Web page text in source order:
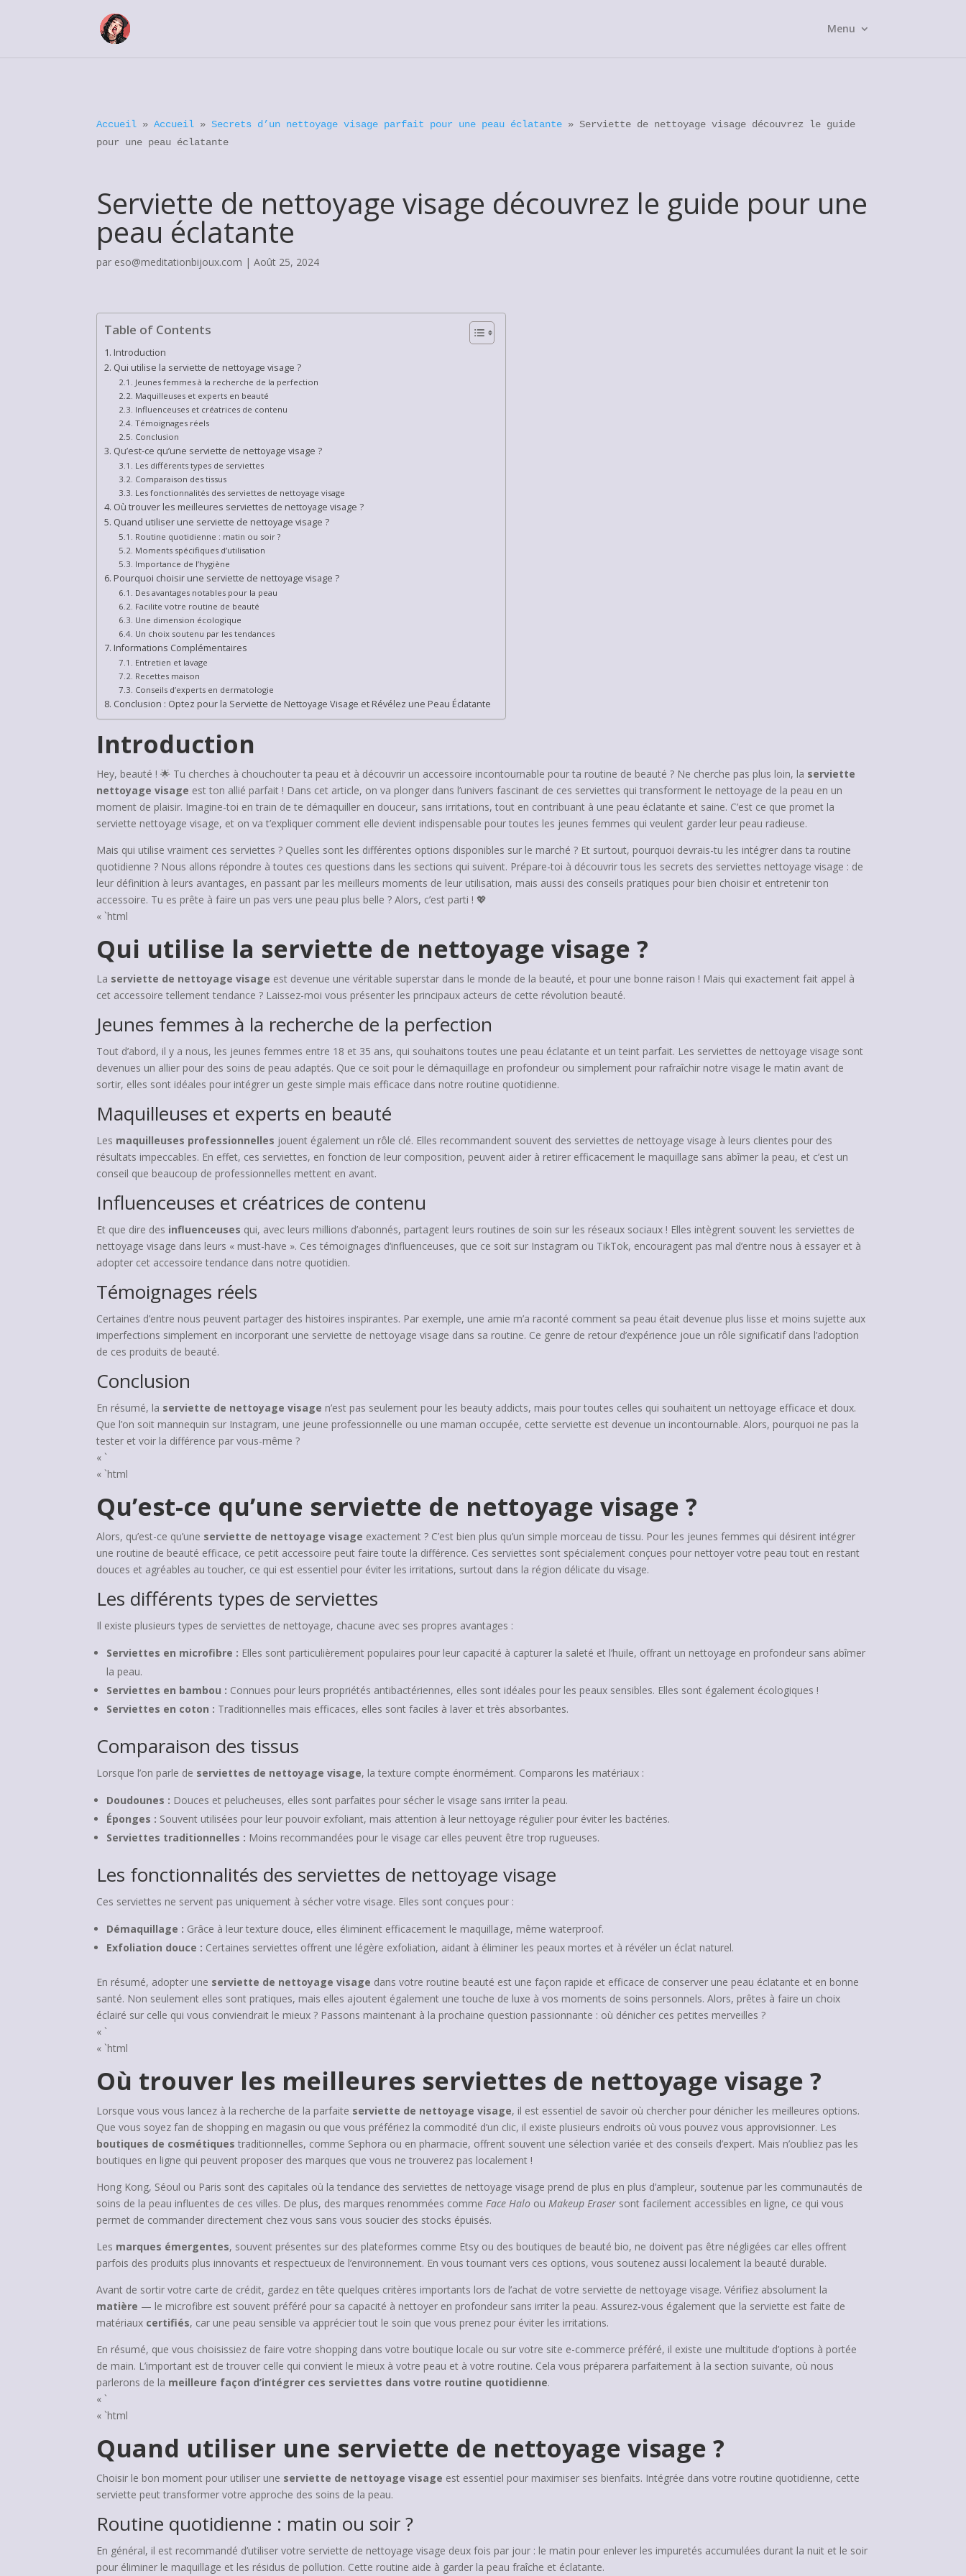
Menu
Accueil »Accueil »Secrets d’un nettoyage visage parfait pour une peau éclatante »Serviette de nettoyage visage découvrez le guide
pour une peau éclatante
Serviette de nettoyage visage découvrez le guide pour une
peau éclatante
par eso@meditationbijoux.com |Août 25, 2024
Table of Contents
Introduction
Qui utilise la serviette de nettoyage visage ?
Jeunes femmes à la recherche de la perfection
Maquilleuses et experts en beauté
Influenceuses et créatrices de contenu
Témoignages réels
Conclusion
Qu’est-ce qu’une serviette de nettoyage visage ?
Les différents types de serviettes
Comparaison des tissus
Les fonctionnalités des serviettes de nettoyage visage
Où trouver les meilleures serviettes de nettoyage visage ?
Quand utiliser une serviette de nettoyage visage ?
Routine quotidienne : matin ou soir ?
Moments spécifiques d’utilisation
Importance de l’hygiène
Pourquoi choisir une serviette de nettoyage visage ?
Des avantages notables pour la peau
Facilite votre routine de beauté
Une dimension écologique
Un choix soutenu par les tendances
Informations Complémentaires
Entretien et lavage
Recettes maison
Conseils d’experts en dermatologie
Conclusion : Optez pour la Serviette de Nettoyage Visage et Révélez une Peau Éclatante
Introduction
Hey, beauté ! 🌟 Tu cherches à chouchouter ta peau et à découvrir un accessoire incontournable pour ta routine de beauté ? Ne cherche pas plus loin, la serviette
nettoyage visage est ton allié parfait ! Dans cet article, on va plonger dans l’univers fascinant de ces serviettes qui transforment le nettoyage de la peau en un
moment de plaisir. Imagine-toi en train de te démaquiller en douceur, sans irritations, tout en contribuant à une peau éclatante et saine. C’est ce que promet la
serviette nettoyage visage, et on va t’expliquer comment elle devient indispensable pour toutes les jeunes femmes qui veulent garder leur peau radieuse.
Mais qui utilise vraiment ces serviettes ? Quelles sont les différentes options disponibles sur le marché ? Et surtout, pourquoi devrais-tu les intégrer dans ta routine
quotidienne ? Nous allons répondre à toutes ces questions dans les sections qui suivent. Prépare-toi à découvrir tous les secrets des serviettes nettoyage visage : de
leur définition à leurs avantages, en passant par les meilleurs moments de leur utilisation, mais aussi des conseils pratiques pour bien choisir et entretenir ton
accessoire. Tu es prête à faire un pas vers une peau plus belle ? Alors, c’est parti ! 💖
« `html
Qui utilise la serviette de nettoyage visage ?
La serviette de nettoyage visage est devenue une véritable superstar dans le monde de la beauté, et pour une bonne raison ! Mais qui exactement fait appel à
cet accessoire tellement tendance ? Laissez-moi vous présenter les principaux acteurs de cette révolution beauté.
Jeunes femmes à la recherche de la perfection
Tout d’abord, il y a nous, les jeunes femmes entre 18 et 35 ans, qui souhaitons toutes une peau éclatante et un teint parfait. Les serviettes de nettoyage visage sont
devenues un allier pour des soins de peau adaptés. Que ce soit pour le démaquillage en profondeur ou simplement pour rafraîchir notre visage le matin avant de
sortir, elles sont idéales pour intégrer un geste simple mais efficace dans notre routine quotidienne.
Maquilleuses et experts en beauté
Les maquilleuses professionnelles jouent également un rôle clé. Elles recommandent souvent des serviettes de nettoyage visage à leurs clientes pour des
résultats impeccables. En effet, ces serviettes, en fonction de leur composition, peuvent aider à retirer efficacement le maquillage sans abîmer la peau, et c’est un
conseil que beaucoup de professionnelles mettent en avant.
Influenceuses et créatrices de contenu
Et que dire des influenceuses qui, avec leurs millions d’abonnés, partagent leurs routines de soin sur les réseaux sociaux ! Elles intègrent souvent les serviettes de
nettoyage visage dans leurs « must-have ». Ces témoignages d’influenceuses, que ce soit sur Instagram ou TikTok, encouragent pas mal d’entre nous à essayer et à
adopter cet accessoire tendance dans notre quotidien.
Témoignages réels
Certaines d’entre nous peuvent partager des histoires inspirantes. Par exemple, une amie m’a raconté comment sa peau était devenue plus lisse et moins sujette aux
imperfections simplement en incorporant une serviette de nettoyage visage dans sa routine. Ce genre de retour d’expérience joue un rôle significatif dans l’adoption
de ces produits de beauté.
Conclusion
En résumé, la serviette de nettoyage visage n’est pas seulement pour les beauty addicts, mais pour toutes celles qui souhaitent un nettoyage efficace et doux.
Que l’on soit mannequin sur Instagram, une jeune professionnelle ou une maman occupée, cette serviette est devenue un incontournable. Alors, pourquoi ne pas la
tester et voir la différence par vous-même ?
« `
« `html
Qu’est-ce qu’une serviette de nettoyage visage ?
Alors, qu’est-ce qu’une serviette de nettoyage visage exactement ? C’est bien plus qu’un simple morceau de tissu. Pour les jeunes femmes qui désirent intégrer
une routine de beauté efficace, ce petit accessoire peut faire toute la différence. Ces serviettes sont spécialement conçues pour nettoyer votre peau tout en restant
douces et agréables au toucher, ce qui est essentiel pour éviter les irritations, surtout dans la région délicate du visage.
Les différents types de serviettes
Il existe plusieurs types de serviettes de nettoyage, chacune avec ses propres avantages :
Serviettes en microfibre : Elles sont particulièrement populaires pour leur capacité à capturer la saleté et l’huile, offrant un nettoyage en profondeur sans abîmer
la peau.
Serviettes en bambou : Connues pour leurs propriétés antibactériennes, elles sont idéales pour les peaux sensibles. Elles sont également écologiques !
Serviettes en coton : Traditionnelles mais efficaces, elles sont faciles à laver et très absorbantes.
Comparaison des tissus
Lorsque l’on parle de serviettes de nettoyage visage, la texture compte énormément. Comparons les matériaux :
Doudounes : Douces et pelucheuses, elles sont parfaites pour sécher le visage sans irriter la peau.
Éponges : Souvent utilisées pour leur pouvoir exfoliant, mais attention à leur nettoyage régulier pour éviter les bactéries.
Serviettes traditionnelles : Moins recommandées pour le visage car elles peuvent être trop rugueuses.
Les fonctionnalités des serviettes de nettoyage visage
Ces serviettes ne servent pas uniquement à sécher votre visage. Elles sont conçues pour :
Démaquillage : Grâce à leur texture douce, elles éliminent efficacement le maquillage, même waterproof.
Exfoliation douce : Certaines serviettes offrent une légère exfoliation, aidant à éliminer les peaux mortes et à révéler un éclat naturel.
En résumé, adopter une serviette de nettoyage visage dans votre routine beauté est une façon rapide et efficace de conserver une peau éclatante et en bonne
santé. Non seulement elles sont pratiques, mais elles ajoutent également une touche de luxe à vos moments de soins personnels. Alors, prêtes à faire un choix
éclairé sur celle qui vous conviendrait le mieux ? Passons maintenant à la prochaine question passionnante : où dénicher ces petites merveilles ?
« `
« `html
Où trouver les meilleures serviettes de nettoyage visage ?
Lorsque vous vous lancez à la recherche de la parfaite serviette de nettoyage visage, il est essentiel de savoir où chercher pour dénicher les meilleures options.
Que vous soyez fan de shopping en magasin ou que vous préfériez la commodité d’un clic, il existe plusieurs endroits où vous pouvez vous approvisionner. Les
boutiques de cosmétiques traditionnelles, comme Sephora ou en pharmacie, offrent souvent une sélection variée et des conseils d’expert. Mais n’oubliez pas les
boutiques en ligne qui peuvent proposer des marques que vous ne trouverez pas localement !
Hong Kong, Séoul ou Paris sont des capitales où la tendance des serviettes de nettoyage visage prend de plus en plus d’ampleur, soutenue par les communautés de
soins de la peau influentes de ces villes. De plus, des marques renommées commeFace Halo ouMakeup Eraser sont facilement accessibles en ligne, ce qui vous
permet de commander directement chez vous sans vous soucier des stocks épuisés.
Les marques émergentes, souvent présentes sur des plateformes comme Etsy ou des boutiques de beauté bio, ne doivent pas être négligées car elles offrent
parfois des produits plus innovants et respectueux de l’environnement. En vous tournant vers ces options, vous soutenez aussi localement la beauté durable.
Avant de sortir votre carte de crédit, gardez en tête quelques critères importants lors de l’achat de votre serviette de nettoyage visage. Vérifiez absolument la
matière — le microfibre est souvent préféré pour sa capacité à nettoyer en profondeur sans irriter la peau. Assurez-vous également que la serviette est faite de
matériaux certifiés, car une peau sensible va apprécier tout le soin que vous prenez pour éviter les irritations.
En résumé, que vous choisissiez de faire votre shopping dans votre boutique locale ou sur votre site e-commerce préféré, il existe une multitude d’options à portée
de main. L’important est de trouver celle qui convient le mieux à votre peau et à votre routine. Cela vous préparera parfaitement à la section suivante, où nous
parlerons de la meilleure façon d’intégrer ces serviettes dans votre routine quotidienne.
« `
« `html
Quand utiliser une serviette de nettoyage visage ?
Choisir le bon moment pour utiliser une serviette de nettoyage visage est essentiel pour maximiser ses bienfaits. Intégrée dans votre routine quotidienne, cette
serviette peut transformer votre approche des soins de la peau.
Routine quotidienne : matin ou soir ?
En général, il est recommandé d’utiliser votre serviette de nettoyage visage deux fois par jour : le matin pour enlever les impuretés accumulées durant la nuit et le soir
pour éliminer le maquillage et les résidus de pollution. Cette routine aide à garder la peau fraîche et éclatante.